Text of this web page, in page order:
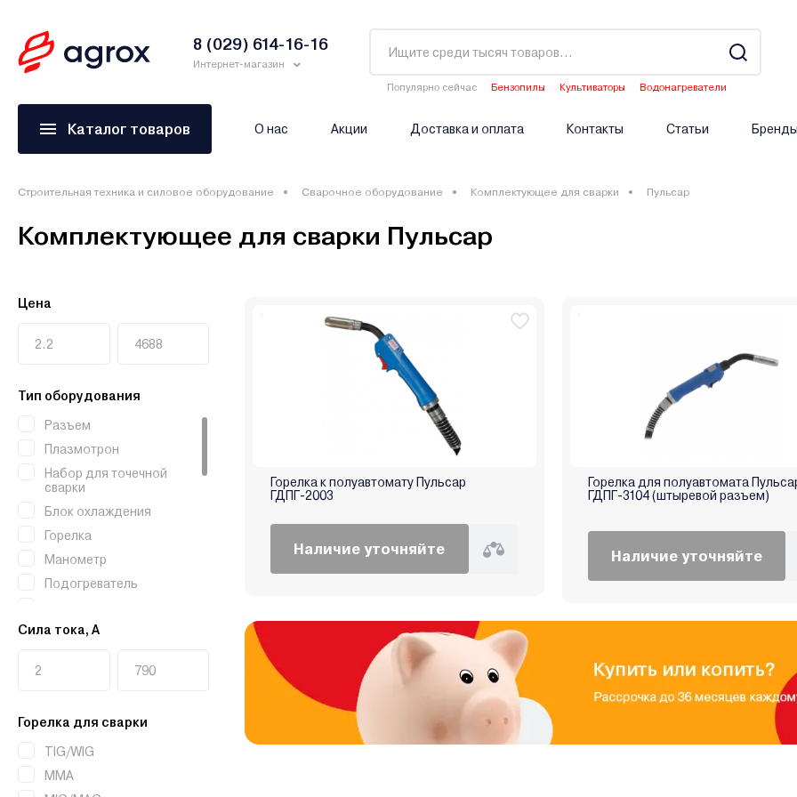
8 (029) 614-16-16
Интернет-магазин
Популярно сейчас Бензопилы Культиваторы
Водонагреватели
Каталог товаров О нас Акции Доставка и оплата Контакты Статьи
Строительная техника и силовое оборудование Сварочное оборудование Комплектующее для сварки Пульсар
Комплектующее для сварки Пульсар
Цена
Тип оборудования
Разъем
Плазмотрон
Набор для точечной
сварки
Блок охлаждения
Горелка
Манометр
Подогреватель
Редуктор
Наконечник
Кабель
Держатель
Сила тока, А
Горелка для сварки
TIG/WIG
MMA
Горелка к полуавтомату Пульсар
ГДПГ-2003
Наличие уточняйте
Горелка для полуавтомата
ГДПГ-3104 (штыревой разъем)
Наличие уточняйте